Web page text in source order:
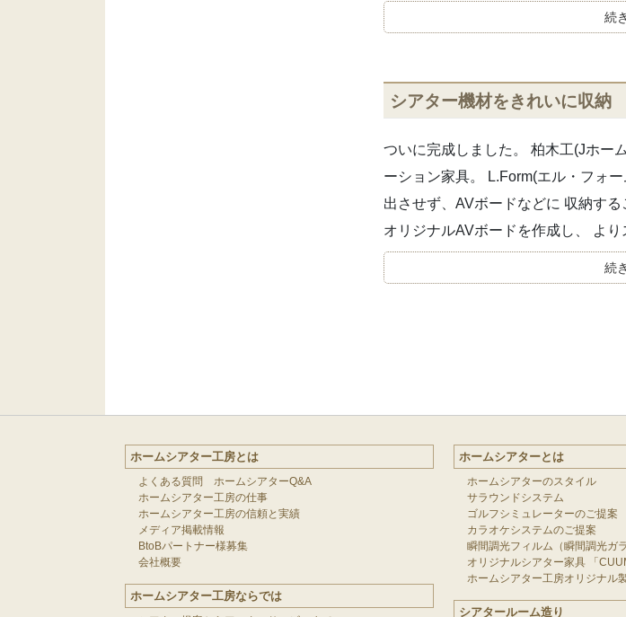
続
シアター機材をきれいに収
ついに完成しました。 柏木工(Jホー
ーション家具。 L.Form(エル・フォ
出させず、AVボードなどに 収納す
オリジナルAVボードを作成し、 より
続
ホームシアター工房とは
よくある質問 ホームシアターQ&A
ホームシアター工房の仕事
ホームシアター工房の信頼と実績
メディア掲載情報
BtoBパートナー様募集
会社概要
ホームシアター工房ならでは
ホームシアターとは
ホームシアターのスタイル
サラウンドシステム
ゴルフシミュレーターのご提案
カラオケシステムのご提案
瞬間調光フィルム（瞬間調光ガラ
オリジナルシアター家具 「
ホームシアター工房オリジナル
シアタールーム造り